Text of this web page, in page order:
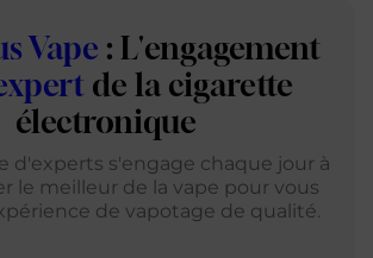
Vape : L'engagement
de la cigarette
électronique
d'experts s'engage chaque jour à
le meilleur de la vape pour vous
de vapotage de qualité.